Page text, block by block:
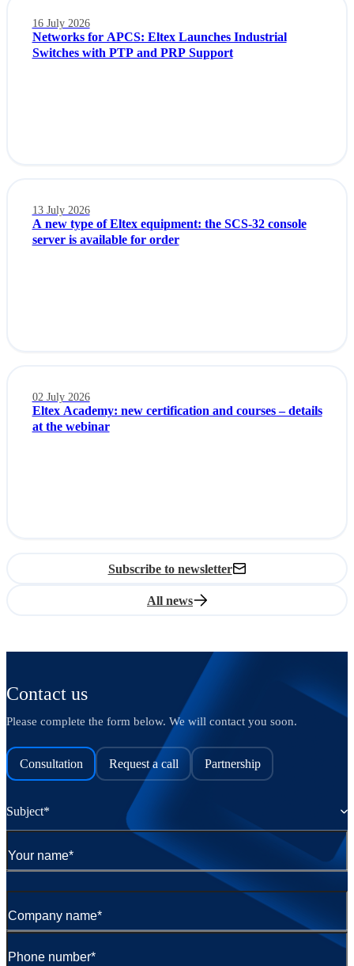
16 July 2026
Networks for APCS: Eltex Launches Industrial
Switches with PTP and PRP Support
13 July 2026
A new type of Eltex equipment: the SCS-32 console
server is available for order
02 July 2026
Eltex Academy: new certification and courses – details
at the webinar
Subscribe to newsletter
All news
Contact us
Please complete the form below. We will contact you soon.
Consultation Request a call Partnership
Subject*